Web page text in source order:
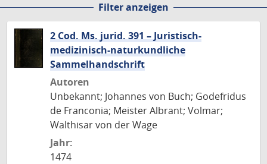
Filter anzeigen
2 Cod. Ms. jurid. 391 – Juristisch-
medizinisch-naturkundliche
Sammelhandschrift
Autoren
Unbekannt; Johannes von Buch; Godefridus
de Franconia; Meister Albrant; Volmar;
Walthisar von der Wage
Jahr:
1474